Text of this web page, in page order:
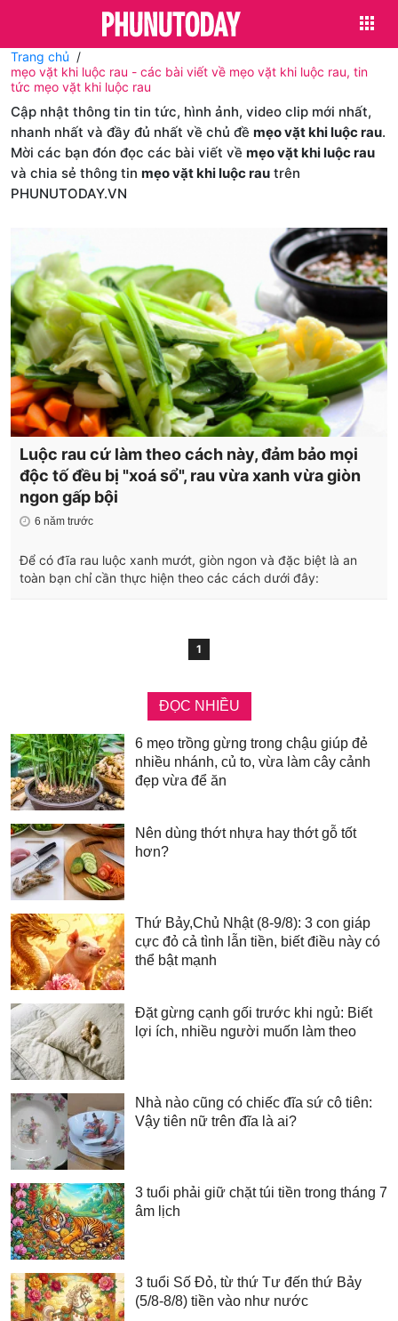
Trang chủ
mẹo vặt khi luộc rau - các bài viết về mẹo vặt khi luộc rau, tin
tức mẹo vặt khi luộc rau
Cập nhật thông tin tin tức, hình ảnh, video clip mới nhất,
nhanh nhất và đầy đủ nhất về chủ đề mẹo vặt khi luộc rau.
Mời các bạn đón đọc các bài viết về mẹo vặt khi luộc rau
và chia sẻ thông tin mẹo vặt khi luộc rau trên
PHUNUTODAY.VN
Luộc rau cứ làm theo cách này, đảm bảo mọi
độc tố đều bị "xoá sổ", rau vừa xanh vừa giòn
ngon gấp bội
6 năm trước
Để có đĩa rau luộc xanh mướt, giòn ngon và đặc biệt là an
toàn bạn chỉ cần thực hiện theo các cách dưới đây:
1
ĐỌC NHIỀU
6 mẹo trồng gừng trong chậu giúp đẻ
nhiều nhánh, củ to, vừa làm cây cảnh
đẹp vừa để ăn
Nên dùng thớt nhựa hay thớt gỗ tốt
hơn?
Thứ Bảy,Chủ Nhật (8-9/8): 3 con giáp
cực đỏ cả tình lẫn tiền, biết điều này có
thể bật mạnh
Đặt gừng cạnh gối trước khi ngủ: Biết
lợi ích, nhiều người muốn làm theo
Nhà nào cũng có chiếc đĩa sứ cô tiên:
Vậy tiên nữ trên đĩa là ai?
3 tuổi phải giữ chặt túi tiền trong tháng 7
âm lịch
3 tuổi Số Đỏ, từ thứ Tư đến thứ Bảy
(5/8-8/8) tiền vào như nước